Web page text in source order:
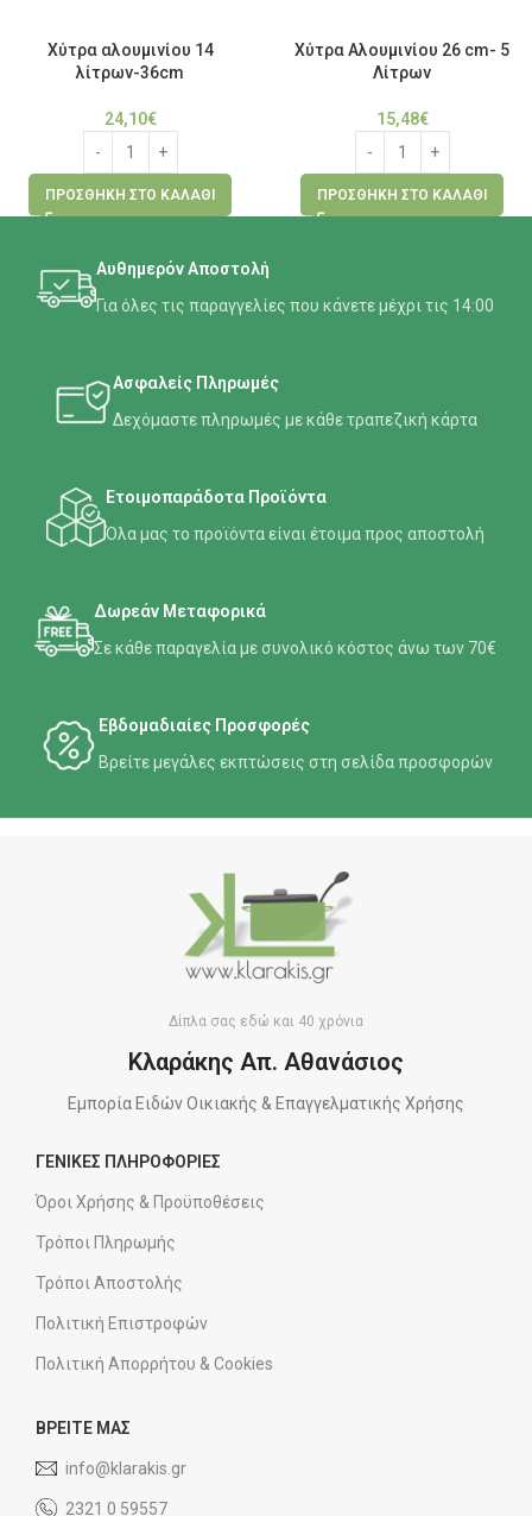
Χύτρα αλουμινίου 14
λίτρων-36cm
24,10€
ΠΡΟΣΘΉΚΗ ΣΤΟ ΚΑΛΆΘΙ
Χύτρα Αλουμινίου 26 cm- 5
Λίτρων
15,48€
ΠΡΟΣΘΉΚΗ ΣΤΟ ΚΑΛΆΘΙ
Αυθημερόν Αποστολή
Για όλες τις παραγγελίες που κάνετε μέχρι τις 14:00
Ασφαλείς Πληρωμές
Δεχόμαστε πληρωμές με κάθε τραπεζική κάρτα
Ετοιμοπαράδοτα Προϊόντα
Όλα μας το προϊόντα είναι έτοιμα προς αποστολή
Δωρεάν Μεταφορικά
Σε κάθε παραγελία με συνολικό κόστος άνω των 70€
Εβδομαδιαίες Προσφορές
Βρείτε μεγάλες εκπτώσεις στη σελίδα προσφορών
Δίπλα σας εδώ και 40 χρόνια
Κλαράκης Απ. Αθανάσιος
Εμπορία Ειδών Οικιακής & Επαγγελματικής Χρήσης
ΓΕΝΙΚΕΣ ΠΛΗΡΟΦΟΡΙΕΣ
Όροι Χρήσης & Προϋποθέσεις
Τρόποι Πληρωμής
Τρόποι Αποστολής
Πολιτική Επιστροφών
Πολιτική Απορρήτου & Cookies
ΒΡΕΙΤΕ ΜΑΣ
info@klarakis.gr
2321 0 59557